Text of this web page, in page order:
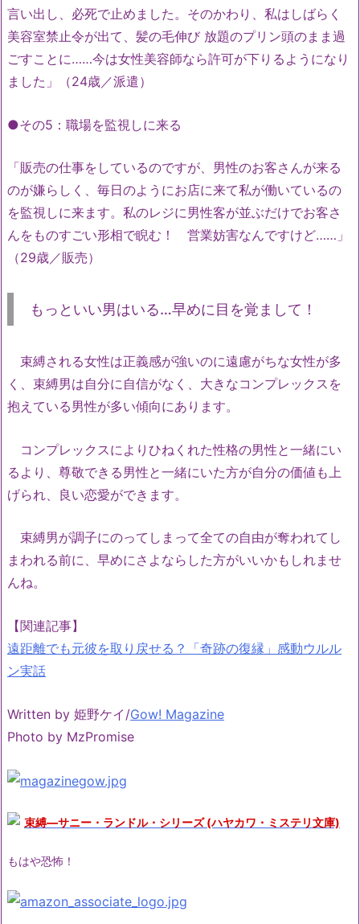
言い出し、必死で止めました。そのかわり、私はしばらく
美容室禁止令が出て、髪の毛伸び 放題のプリン頭のまま過
ごすことに……今は女性美容師なら許可が下りるようになり
ました」（24歳／派遣）
●その5：職場を監視しに来る
「販売の仕事をしているのですが、男性のお客さんが来る
のが嫌らしく、毎日のようにお店に来て私が働いているの
を監視しに来ます。私のレジに男性客が並ぶだけでお客さ
んをものすごい形相で睨む！ 営業妨害なんですけど……」
（29歳／販売）
もっといい男はいる…早めに目を覚まして！
束縛される女性は正義感が強いのに遠慮がちな女性が多
く、束縛男は自分に自信がなく、大きなコンプレックスを
抱えている男性が多い傾向にあります。
コンプレックスによりひねくれた性格の男性と一緒にい
るより、尊敬できる男性と一緒にいた方が自分の価値も上
げられ、良い恋愛ができます。
束縛男が調子にのってしまって全ての自由が奪われてし
まわれる前に、早めにさよならした方がいいかもしれませ
んね。
【関連記事】
遠距離でも元彼を取り戻せる？「奇跡の復縁」感動ウルル
ン実話
Written by 姫野ケイ/Gow! Magazine
Photo by MzPromise
束縛―サニー・ランドル・シリーズ (ハヤカワ・ミステリ文庫)
もはや恐怖！